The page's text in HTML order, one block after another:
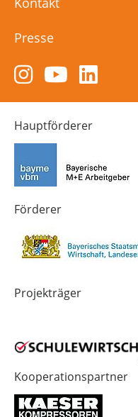
Presse
Zum
Instagram-
Kanal
von
Technik-
in
Bayern
4.0
Zum
YouTube-
Kanal
von
LinkedIn-
Kanal
Hauptförderer
Förderer
Projekträger
Kooperationspartner